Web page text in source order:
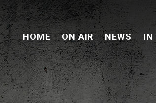
HOME ON AIR NEWS